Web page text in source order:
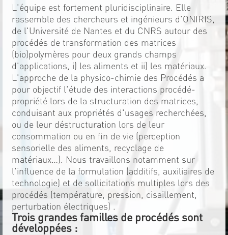
L'équipe est fortement pluridisciplinaire. Elle
rassemble des chercheurs et ingénieurs d'ONIRIS,
de l'Université de Nantes et du CNRS autour des
procédés de transformation des matrices
(bio)polymères pour deux grands champs
d'applications, i) les aliments et ii) les matériaux.
L'approche de la physico-chimie des Procédés a
pour objectif l'étude des interactions procédé-
propriété lors de la structuration des matrices,
conduisant aux propriétés d'usages recherchées,
ou de leur déstructuration lors de leur
consommation ou en fin de vie (perception
sensorielle des aliments, recyclage de
matériaux…). Nous travaillons notamment sur
l'influence de la formulation (additifs, auxiliaires de
technologie) et de sollicitations multiples lors des
procédés (température, pression, cisaillement,
perturbation électriques) .
Trois grandes familles de procédés sont
développées :